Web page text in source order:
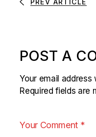
PREV ARTICLE
POST A
Your email address
Required fields are